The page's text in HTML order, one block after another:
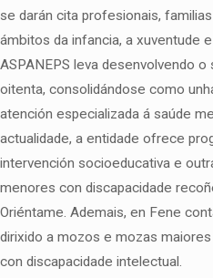
se darán cita profesionais,
ámbitos da infancia, a xuventude e
ASPANEPS leva desenvolvendo
oitenta, consolidándose como
atención especializada á saúde
actualidade, a entidade ofrece
intervención socioeducativa e
menores con discapacidade
Oriéntame. Ademais, en Fene
dirixido a mozos e mozas
con discapacidade intelectual.